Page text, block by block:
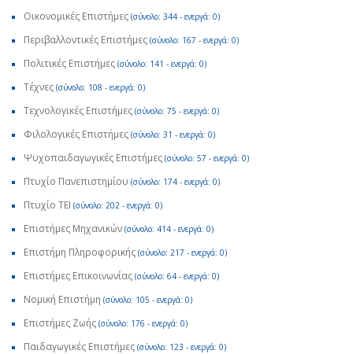
Οικονομικές Επιστήμες (σύνολο: 344 - ενεργά: 0)
Περιβαλλοντικές Επιστήμες (σύνολο: 167 - ενεργά: 0)
Πολιτικές Επιστήμες (σύνολο: 141 - ενεργά: 0)
Τέχνες (σύνολο: 108 - ενεργά: 0)
Τεχνολογικές Επιστήμες (σύνολο: 75 - ενεργά: 0)
Φιλολογικές Επιστήμες (σύνολο: 31 - ενεργά: 0)
Ψυχοπαιδαγωγικές Επιστήμες (σύνολο: 57 - ενεργά: 0)
Πτυχίο Πανεπιστημίου (σύνολο: 174 - ενεργά: 0)
Πτυχίο ΤΕΙ (σύνολο: 202 - ενεργά: 0)
Επιστήμες Μηχανικών (σύνολο: 414 - ενεργά: 0)
Επιστήμη Πληροφορικής (σύνολο: 217 - ενεργά: 0)
Επιστήμες Επικοινωνίας (σύνολο: 64 - ενεργά: 0)
Νομική Επιστήμη (σύνολο: 105 - ενεργά: 0)
Επιστήμες Ζωής (σύνολο: 176 - ενεργά: 0)
Παιδαγωγικές Επιστήμες (σύνολο: 123 - ενεργά: 0)